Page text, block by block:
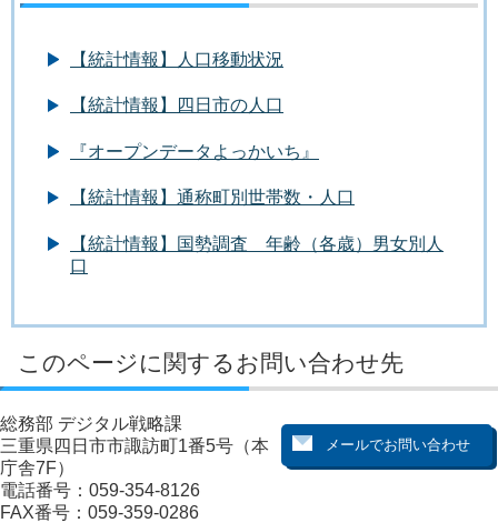
【統計情報】人口移動状況
【統計情報】四日市の人口
『オープンデータよっかいち』
【統計情報】通称町別世帯数・人口
【統計情報】国勢調査 年齢（各歳）男女別人
口
このページに関するお問い合わせ先
総務部 デジタル戦略課
三重県四日市市諏訪町1番5号（本
庁舎7F）
電話番号：059-354-8126
FAX番号：059-359-0286